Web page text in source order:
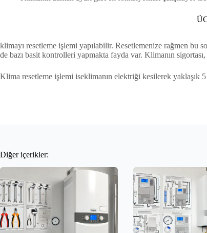
klimayı resetleme işlemi yapılabilir. Resetlemenize rağmen bu
de bazı basit kontrolleri yapmakta fayda var. Klimanın
Klima resetleme işlemi iseklimanın elektriği kesilerek yaklaşık
Diğer içerikler: